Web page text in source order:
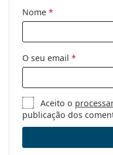
Nome *
O seu email *
Aceito o
publicação dos